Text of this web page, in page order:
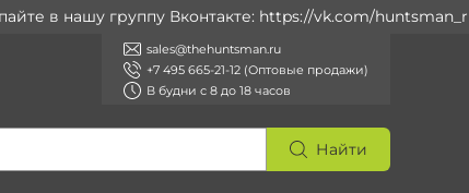
в нашу группу Вконтакте: https://vk.com/huntsman_ru
sales@thehuntsman.ru
+7 495 665-21-12 (Оптовые продажи)
В будни с 8 до 18 часов
Найти